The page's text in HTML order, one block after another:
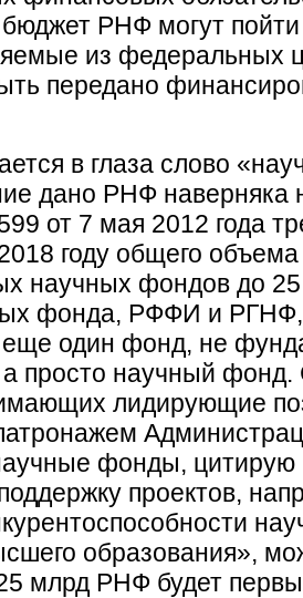
РНФ могут пойти
из федеральных
передано
в глаза слово
дано РНФ наверняка
от 7 мая 2012 года
году общего
научных фондов до
фонда, РФФИ и РГНФ,
еще один фонд, не
просто научный фонд.
лидирующие
фонды, цитирую
проектов,
образования»,
млрд РНФ будет